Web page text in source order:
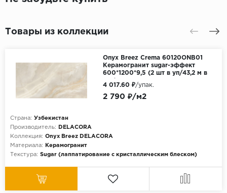
Товары из коллекции
Onyx Breez Crema 60120ONB01
Керамогранит sugar-эффект
600*1200*9,5 (2 шт в уп/43,2 м в
Страна: Узбекистан
Производитель:
DELACORA
Коллекция: Onyx Breez DELACORA
Материала:
Керамогранит
Текстура: Sugar (лаппатирование с кристаллическим блеском)
2 790 ₽/м2
4 017.60 ₽/упак.